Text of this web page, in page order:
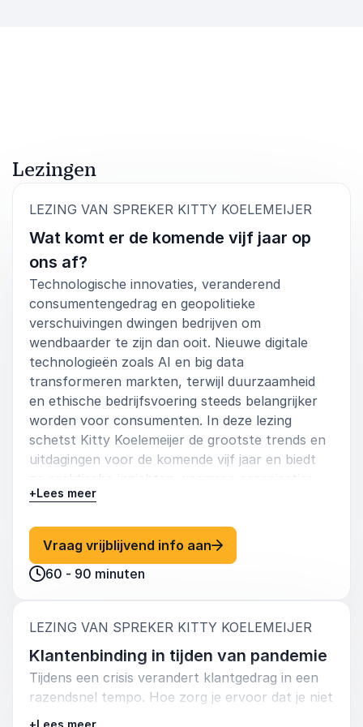
Lezingen
LEZING VAN SPREKER KITTY KOELEMEIJER
Wat komt er de komende vijf jaar op
ons af?
Technologische innovaties, veranderend
consumentengedrag en geopolitieke
verschuivingen dwingen bedrijven om
wendbaarder te zijn dan ooit. Nieuwe digitale
technologieën zoals AI en big data
transformeren markten, terwijl duurzaamheid
en ethische bedrijfsvoering steeds belangrijker
worden voor consumenten. In deze lezing
schetst Kitty Koelemeijer de grootste trends en
uitdagingen voor de komende vijf jaar en biedt
ze praktische inzichten waarmee organisaties
zich kunnen voorbereiden op wat komen gaat.
+Lees meer
Vraag vrijblijvend info aan: Kitty Koelemeijer
60 - 90 minuten
LEZING VAN SPREKER KITTY KOELEMEIJER
Klantenbinding in tijden van pandemie
Tijdens een crisis verandert klantgedrag in een
razendsnel tempo. Hoe zorg je ervoor dat je niet
alleen klanten behoudt, maar juist in tijden van
+Lees meer